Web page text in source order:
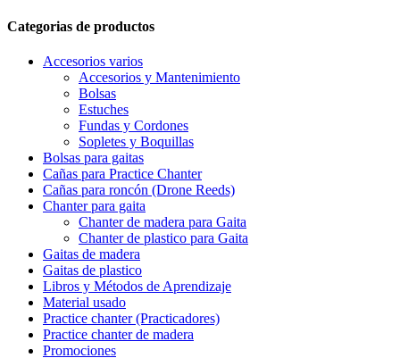
Categorias de productos
Accesorios varios
Accesorios y Mantenimiento
Bolsas
Estuches
Fundas y Cordones
Sopletes y Boquillas
Bolsas para gaitas
Cañas para Practice Chanter
Cañas para roncón (Drone Reeds)
Chanter para gaita
Chanter de madera para Gaita
Chanter de plastico para Gaita
Gaitas de madera
Gaitas de plastico
Libros y Métodos de Aprendizaje
Material usado
Practice chanter (Practicadores)
Practice chanter de madera
Promociones